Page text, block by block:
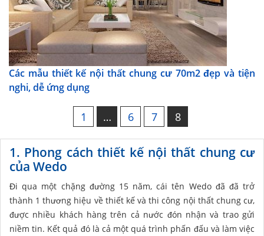
Các mẫu thiết kế nội thất chung cư 70m2 đẹp và tiện
nghi, dễ ứng dụng
1 … 6 7 8
1. Phong cách thiết kế nội thất chung cư
của Wedo
Đi qua một chặng đường 15 năm, cái tên Wedo đã đã trở
thành 1 thương hiệu về thiết kế và thi công nội thất chung cư,
được nhiều khách hàng trên cả nước đón nhận và trao gửi
niềm tin. Kết quả đó là cả một quá trình phấn đấu và làm việc